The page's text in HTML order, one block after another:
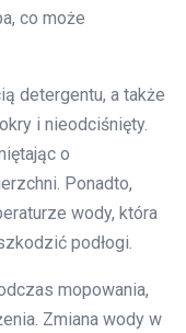
co może
detergentu, a także
i nieodciśnięty.
o
Ponadto,
wody, która
podłogi.
mopowania,
Zmiana wody w